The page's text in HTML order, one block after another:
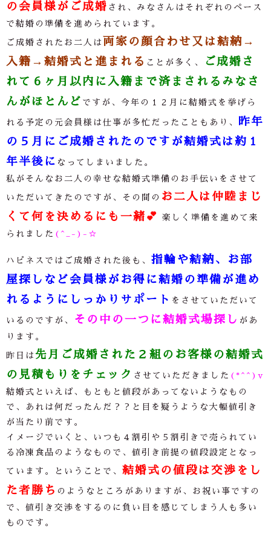
の会員様がご成婚 され、みなさんはそれぞれのペース
で結婚の準備を進められています。
ご成婚されたお二人は 両家の顔合わせ又は結納→
入籍→結婚式と進まれる ことが多く、
ご成婚さ
れて６ヶ月以内に入籍まで済まされるみなさ
んがほとんど ですが、今年の１２月に結婚式を挙げら
れる予定の元会員様は仕事が多忙だったこともあり、
昨年
の５月にご成婚されたのですが結婚式は約１
年半後に なってしまいました。
私がそんなお二人の幸せな結婚式準備のお手伝いをさせて
いただいてきたのですが、その間の お二人は仲睦まじ
くて何を決めるにも一緒 💕
楽しく準備を進めて来
られました (^_-)-☆
ハピネスではご成婚された後も、 指輪や結納、お部
屋探しなど会員様がお得に結婚の準備が進め
れるようにしっかりサポート をさせていただいて
いるのですが、 その中の一つに結婚式場探し があ
ります。
昨日は 先月ご成婚された２組のお客様の結婚式
の見積もりをチェック させていただきました (*^^)v
結婚式といえば、もともと値段があってないようなもの
で、あれは何だったんだ？？と目を疑うような大幅値引き
が当たり前です。
イメージでいくと、いつも４割引や５割引きで売られてい
る冷凍食品のようなもので、値引き前提の値段設定となっ
ています。ということで、 結婚式の値段は交渉をし
た者勝ち のようなところがありますが、お祝い事ですの
で、値引き交渉をするのに負い目を感じてしまう人も多い
ものです。